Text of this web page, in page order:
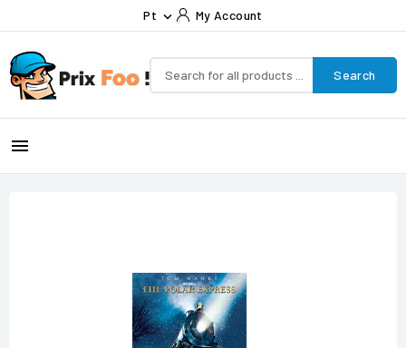
Pt  My Account
Search
